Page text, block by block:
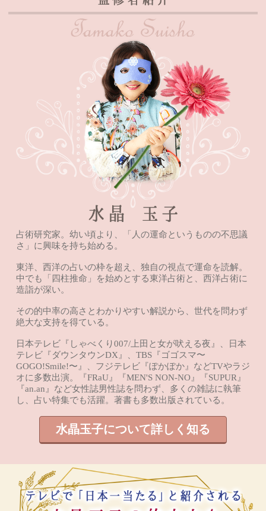
占術研究家。幼い頃より、「人の運命というものの不思議
さ」に興味を持ち始める。
東洋、西洋の占いの枠を超え、独自の視点で運命を読解。
中でも「四柱推命」を始めとする東洋占術と、西洋占術に
造詣が深い。
その的中率の高さとわかりやすい解説から、世代を問わず
絶大な支持を得ている。
日本テレビ『しゃべくり007/上田と女が吠える夜』、日本
テレビ『ダウンタウンDX』、TBS『ゴゴスマ〜
GOGO!Smile!〜』、フジテレビ『ぽかぽか』などTVやラジ
オに多数出演。『FRaU』『MEN'S NON-NO』『SUPUR』
『an.an』など女性誌男性誌を問わず、多くの雑誌に執筆
し、占い特集でも活躍。著書も多数出版されている。
水晶玉子について詳しく知る